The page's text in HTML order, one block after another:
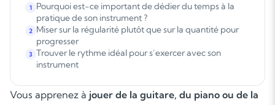
1
Pourquoi est-ce important de dédier du temps à la
pratique de son instrument ?
2 Miser sur la régularité plutôt que sur la quantité pour
progresser
3 Trouver le rythme idéal pour s’exercer avec son
instrument
Vous apprenez à jouer de la guitare, du piano ou de la